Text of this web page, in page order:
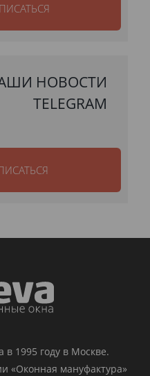
НОВОСТИ
TELEGRAM
в 1995 году в Москве.
«Оконная мануфактура»